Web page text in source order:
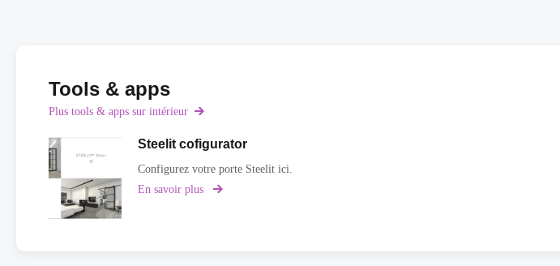
Tools & apps
Plus tools & apps sur intérieur
Steelit cofigurator
Configurez votre porte Steelit ici.
En savoir plus
sur